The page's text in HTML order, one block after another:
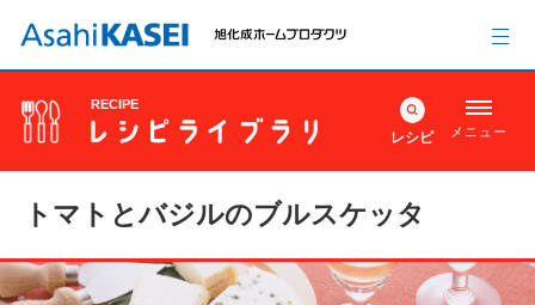
RECIPE
レシピ メニュー
トマトとバジルのブルスケッタ